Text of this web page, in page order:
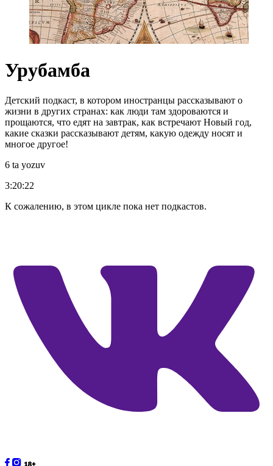
Урубамба
Детский подкаст, в котором иностранцы рассказывают о
жизни в других странах: как люди там здороваются и
прощаются, что едят на завтрак, как встречают Новый год,
какие сказки рассказывают детям, какую одежду носят и
многое другое!
6 ta yozuv
3:20:22
К сожалению, в этом цикле пока нет подкастов.